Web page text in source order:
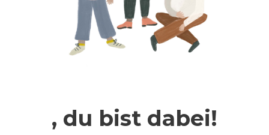
, du bist dabei!